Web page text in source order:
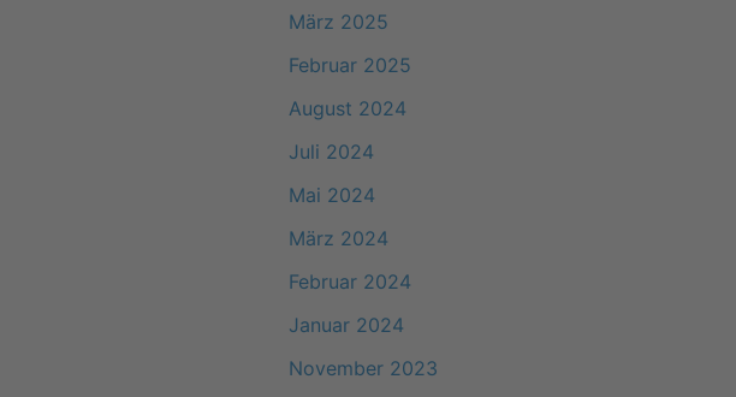
März 2025
Februar 2025
August 2024
Juli 2024
Mai 2024
März 2024
Februar 2024
Januar 2024
November 2023